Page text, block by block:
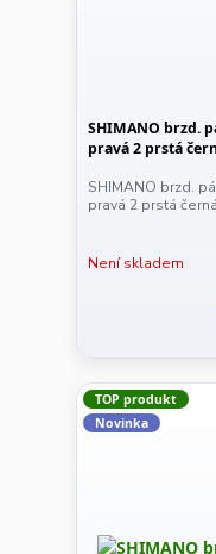
SHIMANO brzd.
pravá 2 prstá
SHIMANO brzd.
pravá 2 prstá černá
Není skladem
TOP produkt
Novinka